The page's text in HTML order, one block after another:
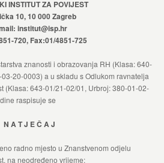
INSTITUT ZA POVIJEST
10, 10 000 Zagreb
institut@isp.hr
720, Fax:01/4851-725
znanosti i obrazovanja RH (Klasa: 640-
20-0003) a u skladu s Odlukom ravnatelja
(Klasa: 643-01/21-02/01, Urbroj: 380-01-02-
raspisuje se
N A T J E Č A J
radno mjesto u Znanstvenom odjelu
na neodređeno vrijeme: